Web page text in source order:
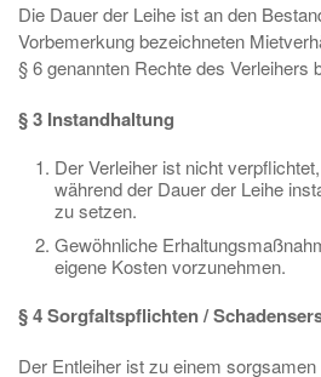
Die Dauer der Leihe ist an den
Vorbemerkung bezeichneten
§ 6 genannten Rechte des Verleihers
§ 3 Instandhaltung
Der Verleiher ist nicht
während der Dauer der Leihe
zu setzen.
Gewöhnliche
eigene Kosten vorzunehmen.
§ 4 Sorgfaltspflichten /
Der Entleiher ist zu einem